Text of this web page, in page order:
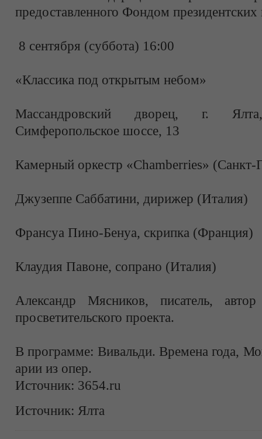
предоставленного Фондом президентских
8 сентября (суббота) 16:00
«Классика под открытым небом»
Массандровский дворец, г.
Симферопольское шоссе, 13
Камерный оркестр «Chamberries» (Санкт-
Джузеппе Саббатини, дирижер (Италия)
Франсуа Пино-Бенуа, скрипка (Франция)
Клаудия Павоне, сопрано (Италия)
Александр Мясников, писатель,
просветительского проекта.
В программе: Вивальди. Времена года,
арии из опер.
Источник: 3654.ru
Источник: Ялта